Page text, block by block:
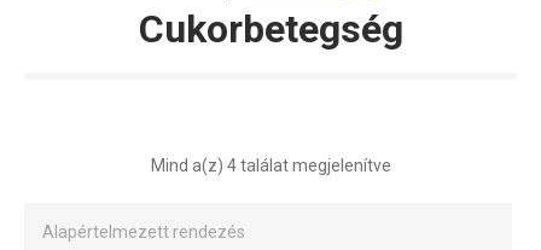
Cukorbetegség
Mind a(z) 4 találat megjelenítve